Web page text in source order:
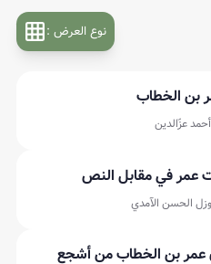
نوع العرض:
بن الخطاب
عزّالدين
عمر في مقابل النص
الحسن الآمدي
بن الخطاب من أشجع